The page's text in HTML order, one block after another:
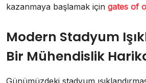
kazanmaya başlamak için gates of
Modern Stadyum
Bir Mühendislik